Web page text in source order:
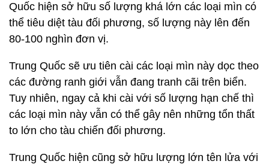
Quốc hiện sở hữu số lượng khá lớn các loại mìn có
thể tiêu diệt tàu đối phương, số lượng này lên đến
80-100 nghìn đơn vị.
Trung Quốc sẽ ưu tiên cài các loại mìn này dọc theo
các đường ranh giới vẫn đang tranh cãi trên biển.
Tuy nhiên, ngay cả khi cài với số lượng hạn chế thì
các loại mìn này vẫn có thể gây nên những tổn thất
to lớn cho tàu chiến đối phương.
Trung Quốc hiện cũng sở hữu lượng lớn tên lửa với